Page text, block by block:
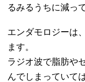
るみるうちに減っ
エンダモロジーは
ます。
ラジオ波で脂肪や
んでしまっていて